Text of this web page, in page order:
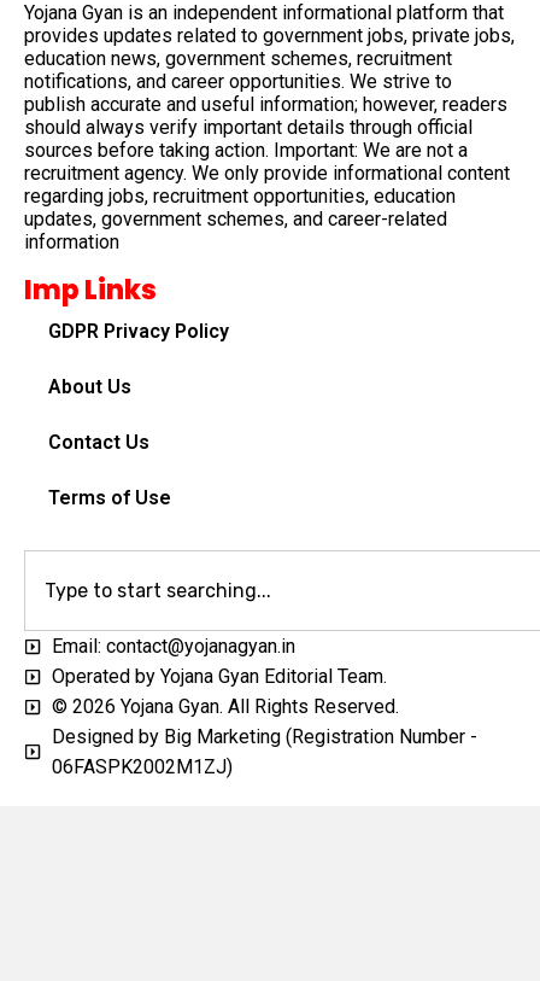
Yojana Gyan is an independent informational platform that
provides updates related to government jobs, private jobs,
education news, government schemes, recruitment
notifications, and career opportunities. We strive to
publish accurate and useful information; however, readers
should always verify important details through official
sources before taking action. Important: We are not a
recruitment agency. We only provide informational content
regarding jobs, recruitment opportunities, education
updates, government schemes, and career-related
information
Imp Links
GDPR Privacy Policy
About Us
Contact Us
Terms of Use
Email: contact@yojanagyan.in
Operated by Yojana Gyan Editorial Team.
© 2026 Yojana Gyan. All Rights Reserved.
Designed by Big Marketing (Registration Number -
06FASPK2002M1ZJ)